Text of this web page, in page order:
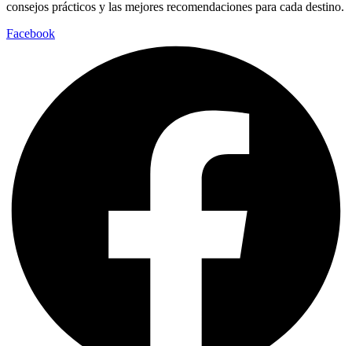
consejos prácticos y las mejores recomendaciones para cada destino.
Facebook